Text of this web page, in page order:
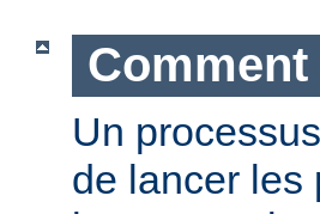
Un
de lancer les